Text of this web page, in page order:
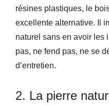
résines plastiques, le
excellente alternative. Il
naturel sans en avoir les
pas, ne fend pas, ne se
d’entretien.
2. La pierre